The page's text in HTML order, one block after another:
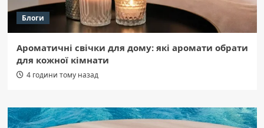
Блоги
Ароматичні свічки для дому: які аромати обрати
для кожної кімнати
4 години тому назад